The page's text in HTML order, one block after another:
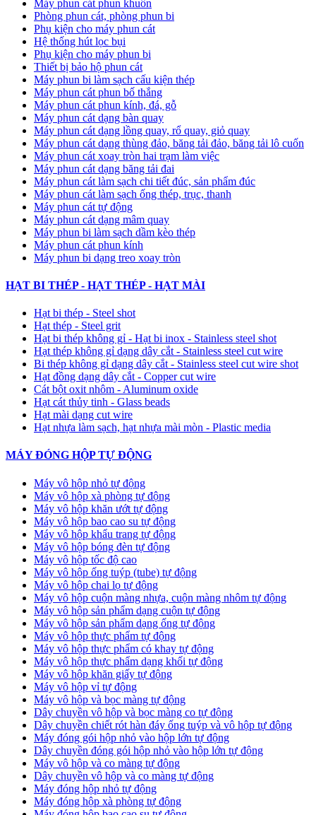
Máy phun cát phun khuôn
Phòng phun cát, phòng phun bi
Phụ kiện cho máy phun cát
Hệ thống hút lọc bụi
Phụ kiện cho máy phun bi
Thiết bị bảo hộ phun cát
Máy phun bi làm sạch cấu kiện thép
Máy phun cát phun bố thắng
Máy phun cát phun kính, đá, gỗ
Máy phun cát dạng bàn quay
Máy phun cát dạng lồng quay, rổ quay, giỏ quay
Máy phun cát dạng thùng đảo, băng tải đảo, băng tải lô cuốn
Máy phun cát xoay tròn hai trạm làm việc
Máy phun cát dạng băng tải đai
​Máy phun cát làm sạch chi tiết đúc, sản phẩm đúc
Máy phun cát làm sạch ống thép, trục, thanh
Máy phun cát tự động
​Máy phun cát dạng mâm quay
Máy phun bi làm sạch dầm kèo thép
Máy phun cát phun kính
Máy phun bi dạng treo xoay tròn
HẠT BI THÉP - HẠT THÉP - HẠT MÀI
Hạt bi thép - Steel shot
Hạt thép - Steel grit
Hạt bi thép không gỉ - Hạt bi inox - Stainless steel shot
Hạt thép không gỉ dạng dây cắt - Stainless steel cut wire
Bi thép không gỉ dạng dây cắt - Stainless steel cut wire shot
Hạt đồng dạng dây cắt - Copper cut wire
Cát bột oxit nhôm - Aluminum oxide
Hạt cát thủy tinh - Glass beads
Hạt mài dạng cut wire
Hạt nhựa làm sạch, hạt nhựa mài mòn - Plastic media
MÁY ĐÓNG HỘP TỰ ĐỘNG
Máy vô hộp nhỏ tự động
Máy vô hộp xà phòng tự động
Máy vô hộp khăn ướt tự động
Máy vô hộp bao cao su tự động
Máy vô hộp khẩu trang tự động
Máy vô hộp bóng đèn tự động
Máy vô hộp tốc độ cao
Máy vô hộp ống tuýp (tube) tự động
Máy vô hộp chai lọ tự động
Máy vô hộp cuộn màng nhựa, cuộn màng nhôm tự động
Máy vô hộp sản phẩm dạng cuộn tự động
Máy vô hộp sản phẩm dạng ống tự động
Máy vô hộp thực phẩm tự động
Máy vô hộp thực phẩm có khay tự động
Máy vô hộp thực phẩm dạng khối tự động
Máy vô hộp khăn giấy tự động
Máy vô hộp vỉ tự động
Máy vô hộp và bọc màng tự động
Dây chuyền vô hộp và bọc màng co tự động
Dây chuyền chiết rót hàn đáy ống tuýp và vô hộp tự động
Máy đóng gói hộp nhỏ vào hộp lớn tự động
Dây chuyền đóng gói hộp nhỏ vào hộp lớn tự động
Máy vô hộp và co màng tự động
Dây chuyền vô hộp và co màng tự động
Máy đóng hộp nhỏ tự động
Máy đóng hộp xà phòng tự động